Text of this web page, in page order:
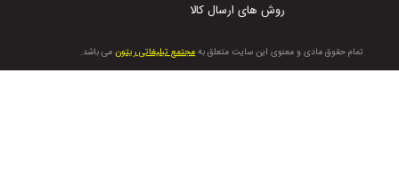
تمام حقوق مادی و معنوی این سایت متعلق به مجتمع تبلیغاتی ریتون می باشد.
روش های ارسال کالا